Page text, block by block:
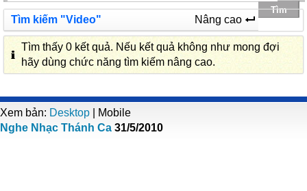
Tìm kiếm "Video" Nâng cao
Tìm thấy 0 kết quả. Nếu kết quả không như mong đợi
hãy dùng chức năng tìm kiếm nâng cao.
Xem bản: Desktop | Mobile
Nghe Nhạc Thánh Ca 31/5/2010